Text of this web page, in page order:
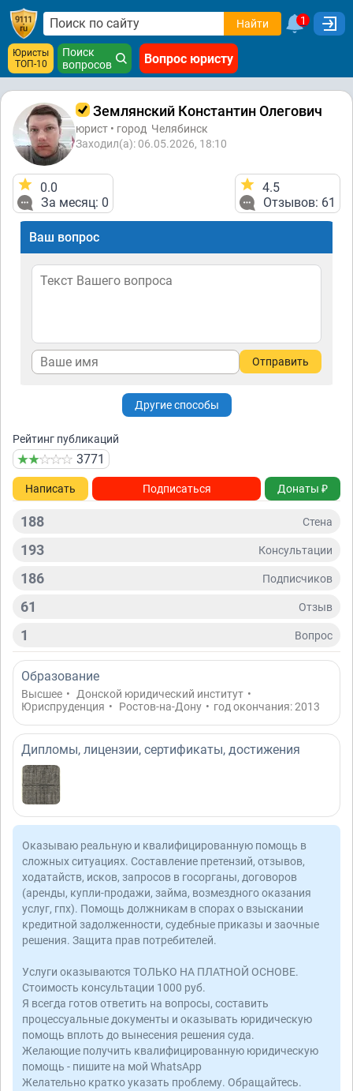
Найти 1
Юристы
ТОП-10
Поиск
вопросов
Вопрос юристу
Землянский Константин Олегович
юрист • город Челябинск
Заходил(а): 06.05.2026, 18:10
0.0
За месяц: 0
4.5
Отзывов: 61
Ваш вопрос
Отправить
Другие способы
Рейтинг публикаций
3771
Написать Подписаться Донаты ₽
188 Стена
193 Консультации
186 Подписчиков
61 Отзыв
1 Вопрос
Образование
Высшее • Донской юридический институт •
Юриспруденция • Ростов-на-Дону • год окончания: 2013
Дипломы, лицензии, сертификаты, достижения
Оказываю реальную и квалифицированную помощь в
сложных ситуациях. Составление претензий, отзывов,
ходатайств, исков, запросов в госорганы, договоров
(аренды, купли-продажи, займа, возмездного оказания
услуг, гпх). Помощь должникам в спорах о взыскании
кредитной задолженности, судебные приказы и заочные
решения. Защита прав потребителей.
Услуги оказываются ТОЛЬКО НА ПЛАТНОЙ ОСНОВЕ.
Стоимость консультации 1000 руб.
Я всегда готов ответить на вопросы, составить
процессуальные документы и оказывать юридическую
помощь вплоть до вынесения решения суда.
Желающие получить квалифицированную юридическую
помощь - пишите на мой WhatsApp
Желательно кратко указать проблему. Обращайтесь.